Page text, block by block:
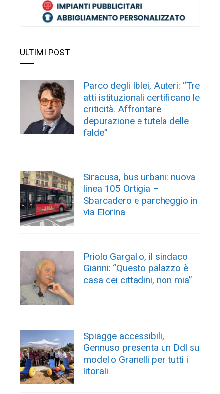
ULTIMI POST
Parco degli Iblei, Auteri: “Tre
atti istituzionali certificano le
criticità. Affrontare
depurazione e tutela delle
falde”
Siracusa, bus urbani: nuova
linea 105 Ortigia –
Sbarcadero e parcheggio in
via Elorina
Priolo Gargallo, il sindaco
Gianni: “Questo palazzo è
casa dei cittadini, non mia”
Spiagge accessibili,
Gennuso presenta un Ddl su
modello Granelli per tutti i
litorali